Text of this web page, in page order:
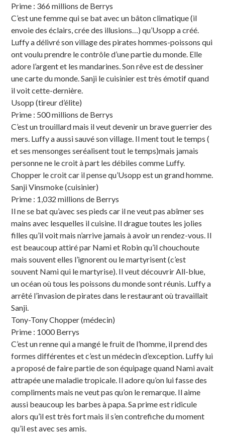
Prime : 366 millions de Berrys
C’est une femme qui se bat avec un bâton climatique (il
envoie des éclairs, crée des illusions…) qu’Usopp a créé.
Luffy a délivré son village des pirates hommes-poissons qui
ont voulu prendre le contrôle d’une partie du monde. Elle
adore l’argent et les mandarines. Son rêve est de dessiner
une carte du monde. Sanji le cuisinier est très émotif quand
il voit cette-dernière.
Usopp (tireur d’élite)
Prime : 500 millions de Berrys
C’est un trouillard mais il veut devenir un brave guerrier des
mers. Luffy a aussi sauvé son village. Il ment tout le temps (
et ses mensonges seréalisent tout le temps)mais jamais
personne ne le croit à part les débiles comme Luffy.
Chopper le croit car il pense qu’Usopp est un grand homme.
Sanji Vinsmoke (cuisinier)
Prime : 1,032 millions de Berrys
Il ne se bat qu’avec ses pieds car il ne veut pas abîmer ses
mains avec lesquelles il cuisine. Il drague toutes les jolies
filles qu’il voit mais n’arrive jamais à avoir un rendez-vous. Il
est beaucoup attiré par Nami et Robin qu’il chouchoute
mais souvent elles l’ignorent ou le martyrisent (c’est
souvent Nami qui le martyrise). Il veut découvrir All-blue,
un océan où tous les poissons du monde sont réunis. Luffy a
arrêté l’invasion de pirates dans le restaurant où travaillait
Sanji.
Tony-Tony Chopper (médecin)
Prime : 1000 Berrys
C’est un renne qui a mangé le fruit de l’homme, il prend des
formes différentes et c’est un médecin d’exception. Luffy lui
a proposé de faire partie de son équipage quand Nami avait
attrapée une maladie tropicale. Il adore qu’on lui fasse des
compliments mais ne veut pas qu’on le remarque. Il aime
aussi beaucoup les barbes à papa. Sa prime est ridicule
alors qu’il est très fort mais il s’en contrefiche du moment
qu’il est avec ses amis.